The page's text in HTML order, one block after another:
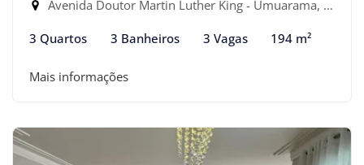
Avenida Doutor Martin Luther King - Umuarama, Osasco-SP
3 Quartos 3 Banheiros 3 Vagas 194 m²
Mais informações